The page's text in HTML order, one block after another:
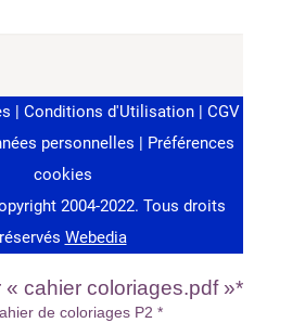
cahier coloriages.pdf »*